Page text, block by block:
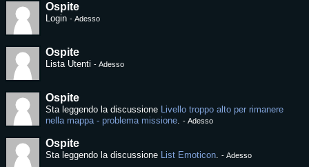
Ospite
Login - Adesso
Ospite
Lista Utenti - Adesso
Ospite
Sta leggendo la discussione Livello troppo alto per rimanere
nella mappa - problema missione. - Adesso
Ospite
Sta leggendo la discussione List Emoticon. - Adesso